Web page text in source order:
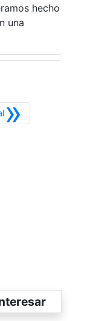
hecho
una
»
Siguiente